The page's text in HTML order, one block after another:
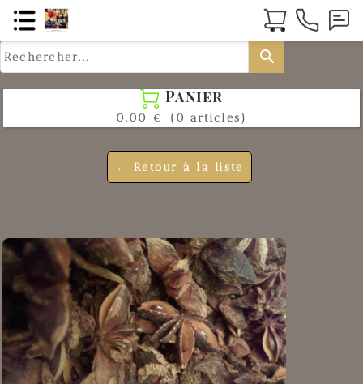
search
 Panier
0.00 € (0 articles)
← Retour à la liste